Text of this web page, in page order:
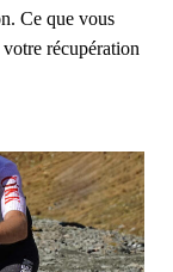
Ce que vous
récupération